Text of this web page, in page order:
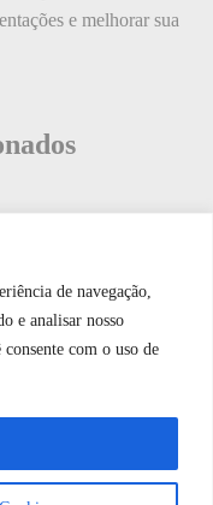
de navegação,
e analisar nosso
com o uso de
e melhorar sua
como